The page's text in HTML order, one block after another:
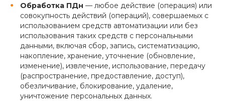
Обработка ПДн — любое действие (операция) или
совокупность действий (операций), совершаемых с
использованием средств автоматизации или без
использования таких средств с персональными
данными, включая сбор, запись, систематизацию,
накопление, хранение, уточнение (обновление,
изменение), извлечение, использование, передачу
(распространение, предоставление, доступ),
обезличивание, блокирование, удаление,
уничтожение персональных данных.